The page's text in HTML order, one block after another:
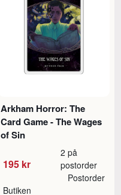
Arkham Horror: The
Card Game - The Wages
of Sin
195 kr
2 på
postorder
Butiken
Postorder